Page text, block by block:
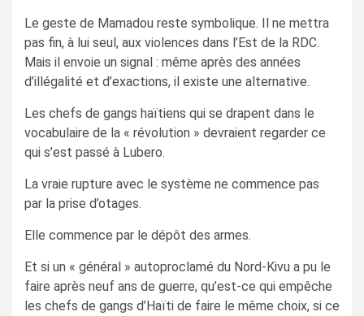
Le geste de Mamadou reste symbolique. Il ne mettra
pas fin, à lui seul, aux violences dans l’Est de la RDC.
Mais il envoie un signal : même après des années
d’illégalité et d’exactions, il existe une alternative.
Les chefs de gangs haïtiens qui se drapent dans le
vocabulaire de la « révolution » devraient regarder ce
qui s’est passé à Lubero.
La vraie rupture avec le système ne commence pas
par la prise d’otages.
Elle commence par le dépôt des armes.
Et si un « général » autoproclamé du Nord-Kivu a pu le
faire après neuf ans de guerre, qu’est-ce qui empêche
les chefs de gangs d’Haïti de faire le même choix, si ce